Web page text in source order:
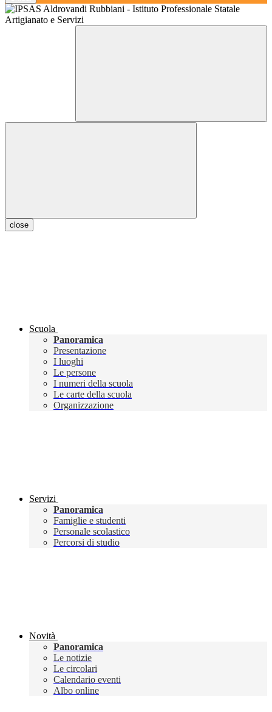
close
Scuola
Panoramica
Presentazione
I luoghi
Le persone
I numeri della scuola
Le carte della scuola
Organizzazione
Servizi
Panoramica
Famiglie e studenti
Personale scolastico
Percorsi di studio
Novità
Panoramica
Le notizie
Le circolari
Calendario eventi
Albo online